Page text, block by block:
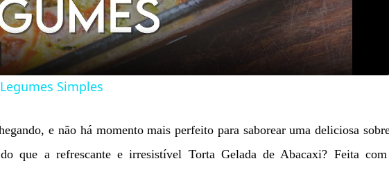
Simples
e não há momento mais perfeito para saborear uma deliciosa
que a refrescante e irresistível Torta Gelada de Abacaxi? Feita